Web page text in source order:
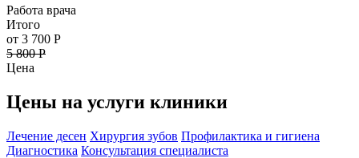
Работа врача
Итого
от 3 700 Р
5 800 Р
Цена
Цены на услуги клиники
Лечение десен Хирургия зубов Профилактика и гигиена
Диагностика Консультация специалиста